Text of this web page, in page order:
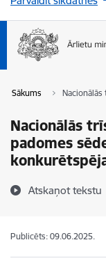
Sākums
Nacionālās
padomes
Atskaņot tekstu
Publicēts: 09.06.2025.